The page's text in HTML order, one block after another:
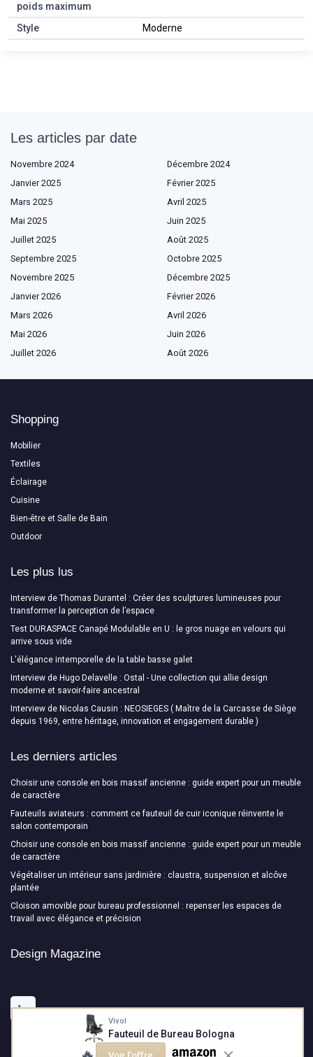
poids maximum
Style Moderne
Vivol
Fauteuil de Bureau Bologna
Les articles par date
Novembre 2024
Décembre 2024
Janvier 2025
Février 2025
Mars 2025
Avril 2025
Mai 2025
Juin 2025
Juillet 2025
Août 2025
Septembre 2025
Octobre 2025
Novembre 2025
Décembre 2025
Janvier 2026
Février 2026
Mars 2026
Avril 2026
Mai 2026
Juin 2026
Juillet 2026
Août 2026
Shopping
Mobilier
Textiles
Éclairage
Cuisine
Bien-être et Salle de Bain
Outdoor
Les plus lus
Interview de Thomas Durantel : Créer des sculptures lumineuses pour
transformer la perception de l’espace
Test DURASPACE Canapé Modulable en U : le gros nuage en velours qui
arrive sous vide
L'élégance intemporelle de la table basse galet
Interview de Hugo Delavelle : Ostal - Une collection qui allie design
moderne et savoir-faire ancestral
Interview de Nicolas Causin : NEOSIEGES ( Maître de la Carcasse de Siège
depuis 1969, entre héritage, innovation et engagement durable )
Les derniers articles
Choisir une console en bois massif ancienne : guide expert pour un meuble
de caractère
Fauteuils aviateurs : comment ce fauteuil de cuir iconique réinvente le
salon contemporain
Choisir une console en bois massif ancienne : guide expert pour un meuble
de caractère
Végétaliser un intérieur sans jardinière : claustra, suspension et alcôve
plantée
Cloison amovible pour bureau professionnel : repenser les espaces de
travail avec élégance et précision
Design Magazine